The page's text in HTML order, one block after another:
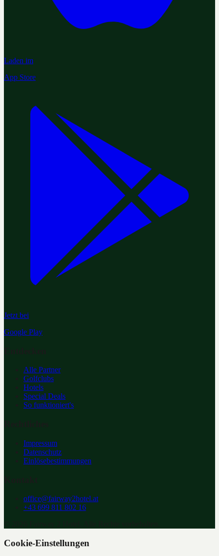
Laden im
App Store
Jetzt bei
Google Play
Alle Partner
Golfclubs
Hotels
Special Deals
So funktioniert's
Impressum
Datenschutz
Einlösebestimmungen
office@fairway2hotel.at
+43 699 811 802 16
Cookie-Einstellungen